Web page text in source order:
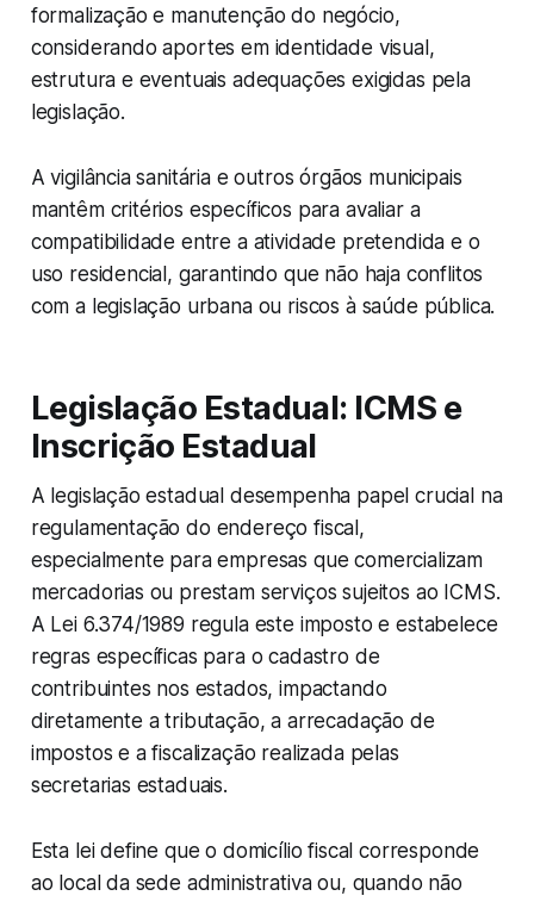
formalização e manutenção do negócio,
considerando aportes em identidade visual,
estrutura e eventuais adequações exigidas pela
legislação.
A vigilância sanitária e outros órgãos municipais
mantêm critérios específicos para avaliar a
compatibilidade entre a atividade pretendida e o
uso residencial, garantindo que não haja conflitos
com a legislação urbana ou riscos à saúde pública.
Legislação Estadual: ICMS e
Inscrição Estadual
A legislação estadual desempenha papel crucial na
regulamentação do endereço fiscal,
especialmente para empresas que comercializam
mercadorias ou prestam serviços sujeitos ao ICMS.
A Lei 6.374/1989 regula este imposto e estabelece
regras específicas para o cadastro de
contribuintes nos estados, impactando
diretamente a tributação, a arrecadação de
impostos e a fiscalização realizada pelas
secretarias estaduais.
Esta lei define que o domicílio fiscal corresponde
ao local da sede administrativa ou, quando não